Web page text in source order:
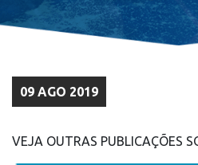
09 AGO 2019
VEJA OUTRAS PUBLICAÇÕES